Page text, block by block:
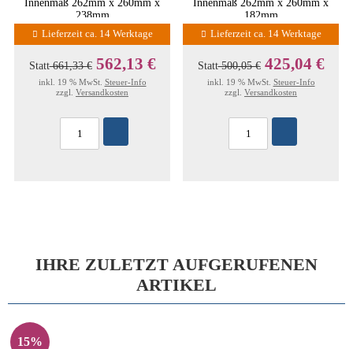
238mm
Lieferzeit ca. 14 Werktage
Statt661,33 € 562,13 €
inkl. 19 % MwSt. Steuer-Info
zzgl. Versandkosten
182mm
Lieferzeit ca. 14 Werktage
Statt500,05 € 425,04 €
inkl. 19 % MwSt. Steuer-Info
zzgl. Versandkosten
IHRE ZULETZT AUFGERUFENEN
ARTIKEL
15%